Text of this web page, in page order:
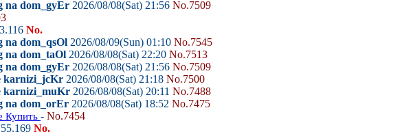
na dom_gyEr 2026/08/08(Sat) 21:56 No.7509
No.
na dom_qsOl 2026/08/09(Sun) 01:10 No.7545
na dom_taOl 2026/08/08(Sat) 22:20 No.7513
na dom_gyEr 2026/08/08(Sat) 21:56 No.7509
karnizi_jcKr 2026/08/08(Sat) 21:18 No.7500
karnizi_muKr 2026/08/08(Sat) 20:11 No.7488
na dom_orEr 2026/08/08(Sat) 18:52 No.7475
Купить - No.7454
No.